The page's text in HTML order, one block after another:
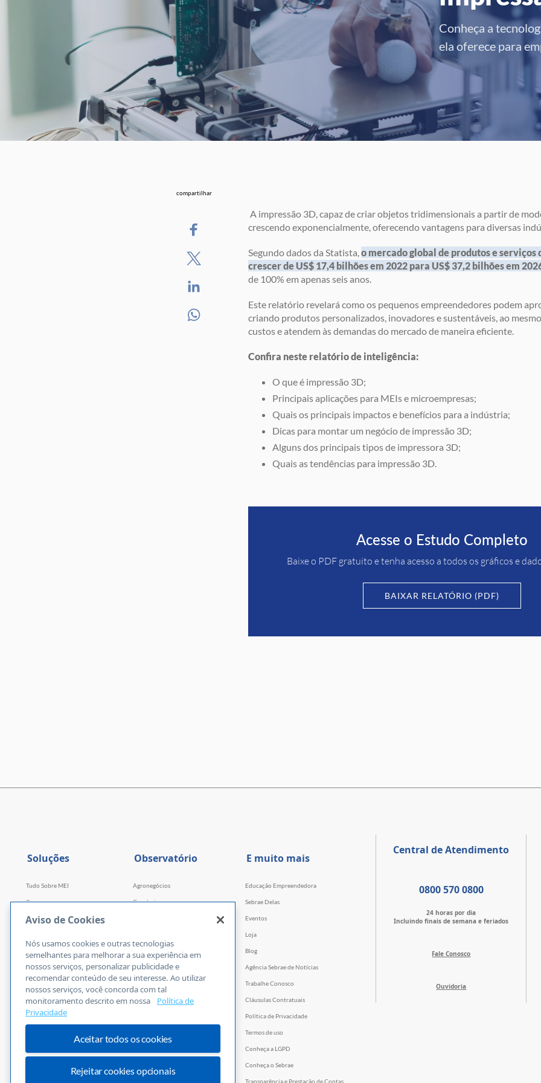
Conheça a
ela oferece para
compartilhar
A impressão 3D, capaz de criar objetos tridimensionais a partir de
crescendo exponencialmente, oferecendo vantagens para diversas
Segundo dados da Statista,o mercado global de produtos e serviços
crescer de US$ 17,4 bilhões em 2022 para US$ 37,2 bilhões em
de 100% em apenas seis anos.
Este relatório revelará como os pequenos empreendedores podem
criando produtos personalizados, inovadores e sustentáveis, ao
custos e atendem às demandas do mercado de maneira eficiente.
Confira neste relatório de inteligência:
O que é impressão 3D;
Principais aplicações para MEIs e microempresas;
Quais os principais impactos e benefícios para a indústria;
Dicas para montar um negócio de impressão 3D;
Alguns dos principais tipos de impressora 3D;
Quais as tendências para impressão 3D.
Acesse o Estudo Completo
Baixe o PDF gratuito e tenha acesso a todos os gráficos e
BAIXAR RELATÓRIO (PDF)
Soluções
Tudo Sobre MEI
Cursos
Cursos por WhatsApp
Faculdade Sebrae
Webinars
Empretec
PGA
Ferramentas
Observatório
Agronegócios
Comércio
Tecnologia e Startups
E muito mais
Educação Empreendedora
Sebrae Delas
Eventos
Loja
Blog
Agência Sebrae de Notícias
Trabalhe Conosco
Cláusulas Contratuais
Política de Privacidade
Termos de uso
Conheça a LGPD
Conheça o Sebrae
Transparência e Prestação de Contas
Central de Atendimento
0800 570 0800
24 horas por dia
Incluindo finais de semana e feriados
Fale Conosco
Ouvidoria
Aviso de Cookies
Nós usamos cookies e outras tecnologias
semelhantes para melhorar a sua experiência em
nossos serviços, personalizar publicidade e
recomendar conteúdo de seu interesse. Ao utilizar
nossos serviços, você concorda com tal
monitoramento descrito em nossa
Política de
Privacidade
Aceitar todos os cookies
Rejeitar cookies opcionais